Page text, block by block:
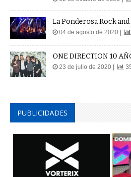
La Ponderosa Rock and
04 de agosto de 2020 |
ONE DIRECTION 10
23 de julio de 2020 |
PUBLICIDADES